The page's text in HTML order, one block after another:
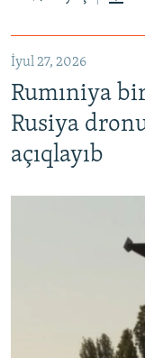
İyul 27, 2026
Rumıniya
Rusiya
açıqlayıb